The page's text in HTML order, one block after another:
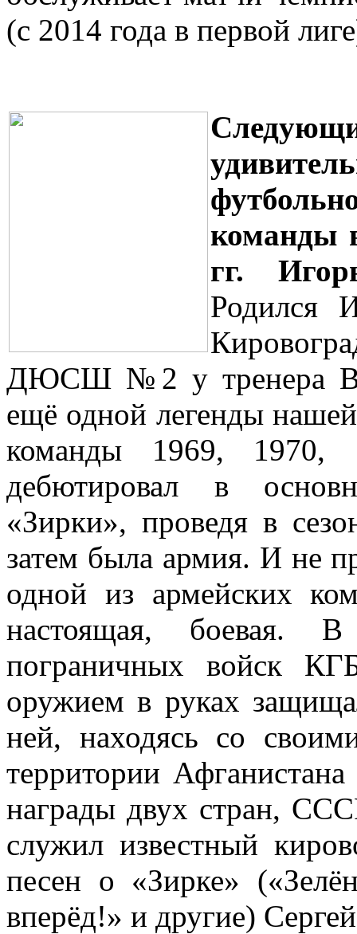
(с 2014 года в первой
команды
гг.
Родился
ДЮСШ №2 у тренера
ещё одной легенды
команды 1969,
дебютировал в
«Зирки», проведя в
затем была армия. И не
одной из армейских
настоящая, боевая.
пограничных войск
оружием в руках
ней, находясь со
территории
награды двух стран,
служил известный
песен о «Зирке»
вперёд!» и другие)